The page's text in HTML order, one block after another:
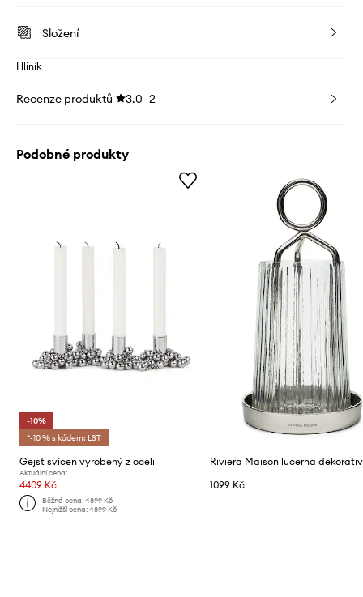
Složení
Hliník
Recenze produktů 3.0 2
Podobné produkty
-10%
*-10 % s kódem: LST
Gejst svícen vyrobený z oceli
Aktuální cena:
4409 Kč
Běžná cena:4899 Kč
Nejnižší cena:4899 Kč
1099 Kč